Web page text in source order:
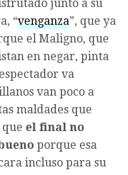
junto a su
“venganza”, que ya
el Maligno, que
en negar, pinta
va
van poco a
maldades que
el final no
porque esa
incluso para su